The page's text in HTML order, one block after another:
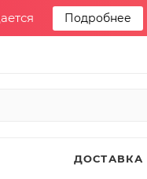
Подробнее
ДОСТАВКА